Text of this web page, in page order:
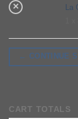
×
La
1 x
← CONTINUE
CART TOTALS